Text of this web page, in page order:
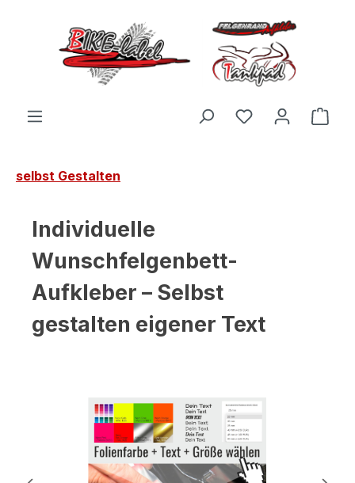
Zum Hauptinhalt springen
Du hast 0
selbst Gestalten
Individuelle
Wunschfelgenbett-
Aufkleber – Selbst
gestalten eigener Text
Bildergalerie überspringen